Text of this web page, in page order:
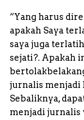
“Yang harus
apakah Saya
saya juga
sejati?. Apakah
jurnalis menjadi
Sebaliknya,
menjadi jurnalis